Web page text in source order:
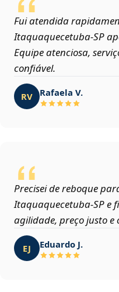
Fui atendida
Itaquaquecetuba‑SP
Equipe atenciosa,
confiável.
RV Rafaela V.
Precisei de reboque
Itaquaquecetuba‑SP e
agilidade, preço justo
EJ Eduardo J.